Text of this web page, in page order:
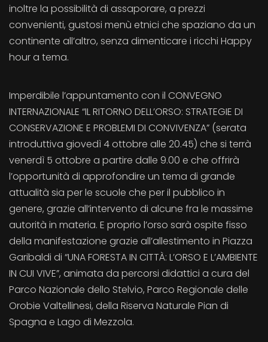
inoltre la possibilità di assaporare, a prezzi
convenienti, gustosi menù etnici che spaziano da un
continente all’altro, senza dimenticare i ricchi Happy
hour a tema.
Imperdibile l’appuntamento con il CONVEGNO
INTERNAZIONALE “IL RITORNO DELL’ORSO: STRATEGIE DI
CONSERVAZIONE E PROBLEMI DI CONVIVENZA” (serata
introduttiva giovedì 4 ottobre alle 20.45) che si terrà
venerdì 5 ottobre a partire dalle 9.00 e che offrirà
l’opportunità di approfondire un tema di grande
attualità sia per le scuole che per il pubblico in
genere, grazie all’intervento di alcune fra le massime
autorità in materia. E proprio l’orso sarà ospite fisso
della manifestazione grazie all’allestimento in Piazza
Garibaldi di “UNA FORESTA IN CITTÀ: L’ORSO E L’AMBIENTE
IN CUI VIVE”, animata da percorsi didattici a cura del
Parco Nazionale dello Stelvio, Parco Regionale delle
Orobie Valtellinesi, della Riserva Naturale Pian di
Spagna e Lago di Mezzola.